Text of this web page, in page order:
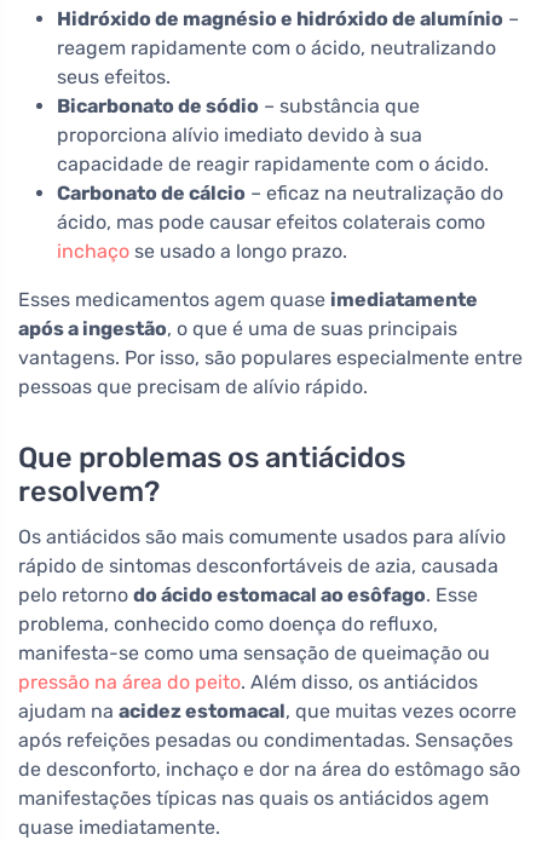
Hidróxido de magnésio e hidróxido de alumínio –
reagem rapidamente com o ácido, neutralizando
seus efeitos.
Bicarbonato de sódio – substância que
proporciona alívio imediato devido à sua
capacidade de reagir rapidamente com o ácido.
Carbonato de cálcio – eficaz na neutralização do
ácido, mas pode causar efeitos colaterais como
inchaço se usado a longo prazo.
Esses medicamentos agem quase imediatamente
após a ingestão, o que é uma de suas principais
vantagens. Por isso, são populares especialmente entre
pessoas que precisam de alívio rápido.
Que problemas os antiácidos
resolvem?
Os antiácidos são mais comumente usados para alívio
rápido de sintomas desconfortáveis de azia, causada
pelo retorno do ácido estomacal ao esôfago. Esse
problema, conhecido como doença do refluxo,
manifesta-se como uma sensação de queimação ou
pressão na área do peito. Além disso, os antiácidos
ajudam na acidez estomacal, que muitas vezes ocorre
após refeições pesadas ou condimentadas. Sensações
de desconforto, inchaço e dor na área do estômago são
manifestações típicas nas quais os antiácidos agem
quase imediatamente.